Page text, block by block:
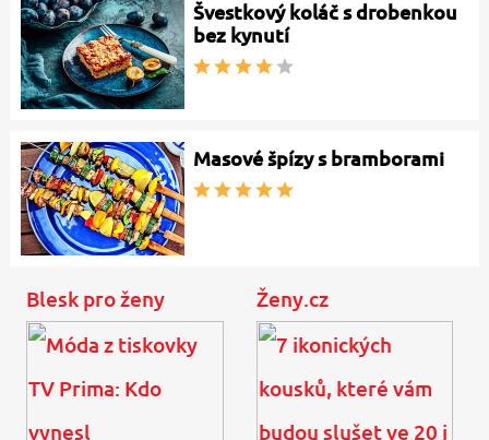
Švestkový koláč s drobenkou
bez kynutí
Masové špízy s bramborami
Blesk pro ženy Ženy.cz